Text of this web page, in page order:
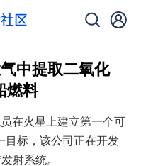
中提取二氧化
燃料
在火星上建立第一个可
目标，该公司正在开发
射系统。